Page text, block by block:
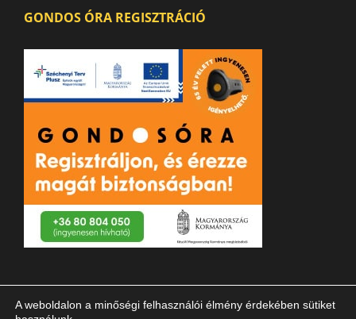
GONDOS ÓRA REGISZTRÁCIÓ
A weboldalon a minőségi felhasználói élmény érdekében sütiket